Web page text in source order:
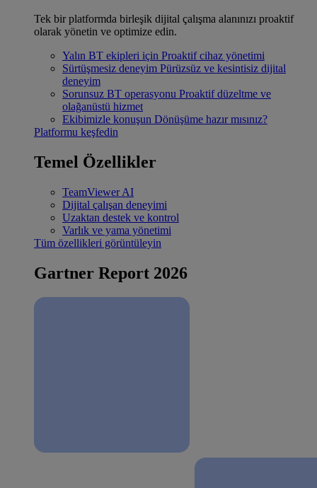
Tek bir platformda birleşik dijital çalışma alanınızı proaktif
olarak yönetin ve optimize edin.
Yalın BT ekipleri için Proaktif cihaz yönetimi
Sürtüşmesiz deneyim Pürüzsüz ve kesintisiz dijital
deneyim
Sorunsuz BT operasyonu Proaktif düzeltme ve
olağanüstü hizmet
Ekibimizle konuşun Dönüşüme hazır mısınız?
Platformu keşfedin
Temel Özellikler
TeamViewer AI
Dijital çalışan deneyimi
Uzaktan destek ve kontrol
Varlık ve yama yönetimi
Tüm özellikleri görüntüleyin
Gartner Report 2026